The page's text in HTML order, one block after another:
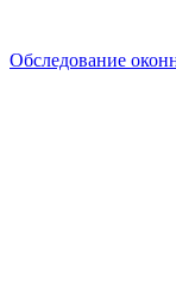
Обследование